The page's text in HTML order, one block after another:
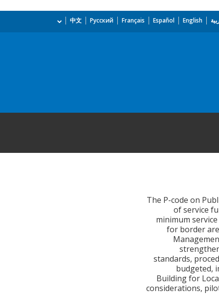
English
Español
Français
Русский
中文
The P-code on
of service
minimum
for border
standards,
budgeted,
Building for
considerations,